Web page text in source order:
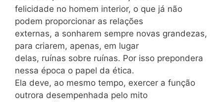
felicidade no homem interior, o que já não
podem proporcionar as relações
externas, a sonharem sempre novas grandezas,
para criarem, apenas, em lugar
delas, ruínas sobre ruínas. Por isso prepondera
nessa época o papel da ética.
Ela deve, ao mesmo tempo, exercer a função
outrora desempenhada pelo mito